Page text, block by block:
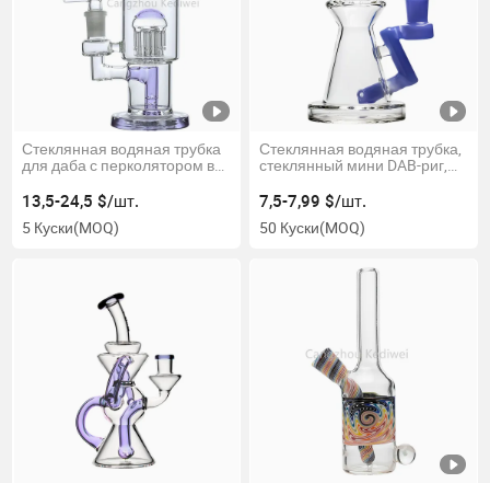
Стеклянная водяная трубка
для даба с перколятором в
13,5-24,5 $/шт.
5 Куски(MOQ)
Стеклянная водяная трубка,
стеклянный мини DAB-риг,
стеклянный DAB-риг
7,5-7,99 $/шт.
50 Куски(MOQ)